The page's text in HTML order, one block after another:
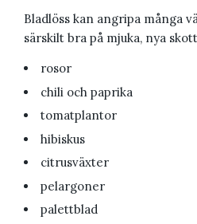
Bladlöss kan angripa många
särskilt bra på mjuka, nya
rosor
chili och paprika
tomatplantor
hibiskus
citrusväxter
pelargoner
palettblad